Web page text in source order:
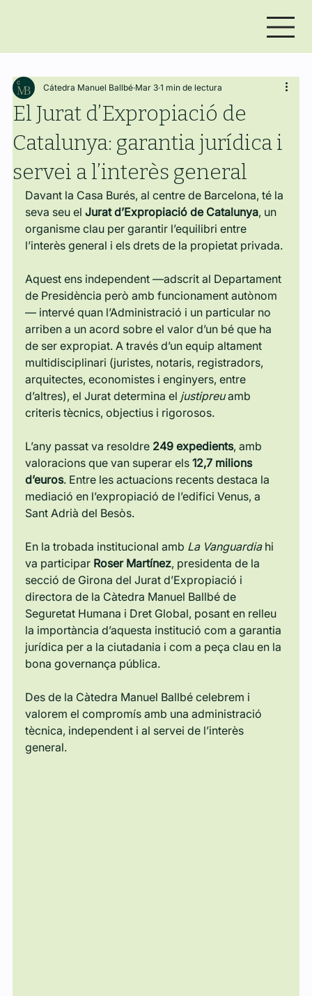
El Jurat d’Expropiació de
Catalunya: garantia jurídica i
servei a l’interès general
Cátedra Manuel Ballbé Mar 3 1 min de lectura
Davant la Casa Burés, al centre de Barcelona, té la
seva seu el Jurat d’Expropiació de Catalunya, un
organisme clau per garantir l’equilibri entre
l’interès general i els drets de la propietat privada.
Aquest ens independent —adscrit al Departament
de Presidència però amb funcionament autònom
— intervé quan l’Administració i un particular no
arriben a un acord sobre el valor d’un bé que ha
de ser expropiat. A través d’un equip altament
multidisciplinari (juristes, notaris, registradors,
arquitectes, economistes i enginyers, entre
d’altres), el Jurat determina el justipreu amb
criteris tècnics, objectius i rigorosos.
L’any passat va resoldre 249 expedients, amb
valoracions que van superar els 12,7 milions
d’euros. Entre les actuacions recents destaca la
mediació en l’expropiació de l’edifici Venus, a
Sant Adrià del Besòs.
En la trobada institucional amb La Vanguardia hi
va participar Roser Martínez, presidenta de la
secció de Girona del Jurat d’Expropiació i
directora de la Càtedra Manuel Ballbé de
Seguretat Humana i Dret Global, posant en relleu
la importància d’aquesta institució com a garantia
jurídica per a la ciutadania i com a peça clau en la
bona governança pública.
Des de la Càtedra Manuel Ballbé celebrem i
valorem el compromís amb una administració
tècnica, independent i al servei de l’interès
general.